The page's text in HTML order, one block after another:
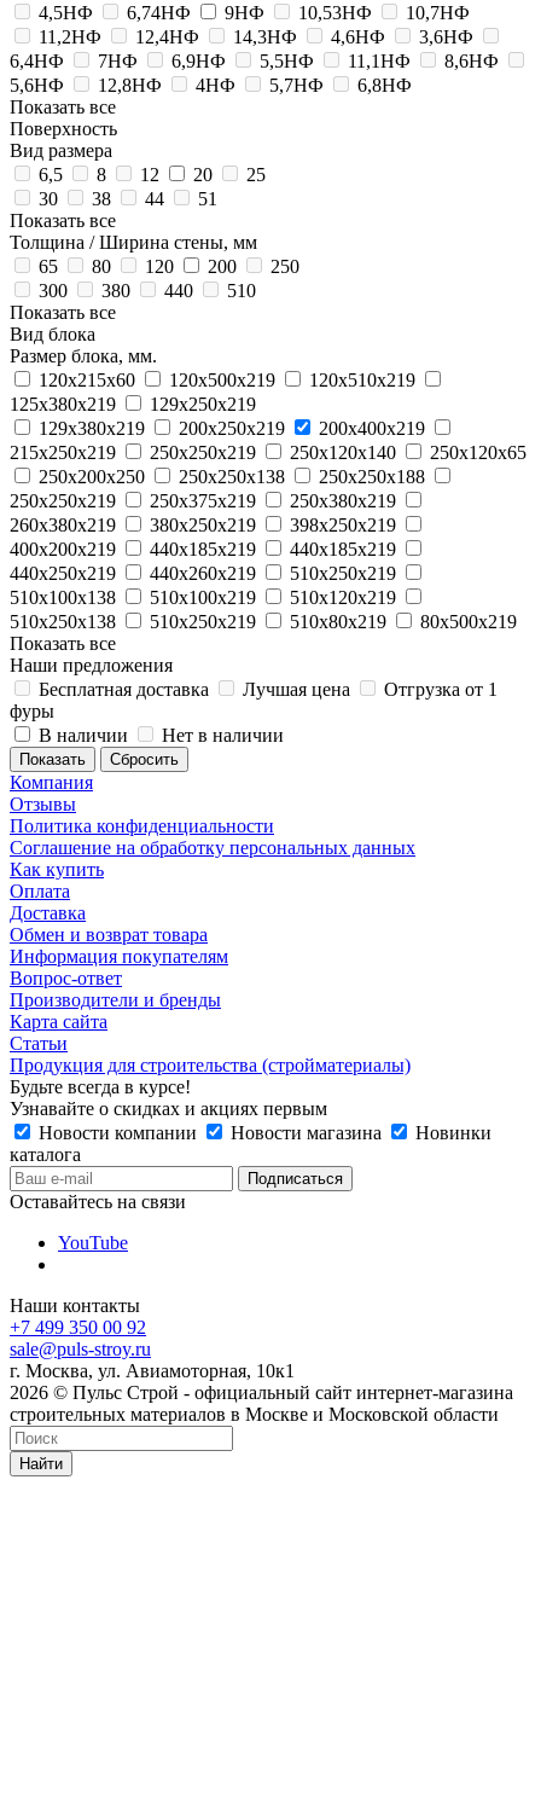
4,5НФ
6,74НФ 9НФ 10,53НФ
10,7НФ
11,2НФ
12,4НФ 14,3НФ 4,6НФ
3,6НФ
6,4НФ
7НФ 6,9НФ 5,5НФ 11,1НФ
8,6НФ
5,6НФ
12,8НФ 4НФ 5,7НФ
6,8НФ
Показать все
Поверхность
Вид размера
6,5
8 12 20
25
30
38 44
51
Показать все
Толщина / Ширина стены, мм
65
80 120 200
250
300
380 440
510
Показать все
Вид блока
Размер блока, мм.
120х215х60
120х500х219
120х510х219
125х380х219
129х250х219
129х380х219
200х250х219
200х400х219
215х250х219
250x250x219 250х120х140
250х120х65
250х200х250
250х250х138
250х250х188
250х250х219
250х375х219
250х380х219
260х380х219
380х250х219
398х250х219
400х200х219
440х185х219
440х185х219
440х250х219
440х260х219
510x250x219
510х100х138
510х100х219
510х120х219
510х250х138
510х250х219 510х80х219
80х500х219
Показать все
Наши предложения
Бесплатная доставка
Лучшая цена
Отгрузка от 1
фуры
В наличии
Нет в наличии
Сбросить
Компания
Отзывы
Политика конфиденциальности
Соглашение на обработку персональных данных
Как купить
Оплата
Доставка
Обмен и возврат товара
Информация покупателям
Вопрос-ответ
Производители и бренды
Карта сайта
Статьи
Продукция для строительства (стройматериалы)
Будьте всегда в курсе!
Узнавайте о скидках и акциях первым
Новости компании
Новости магазина
Новинки
каталога
Оставайтесь на связи
YouTube
Наши контакты
+7 499 350 00 92
sale@puls-stroy.ru
г. Москва, ул. Авиамоторная, 10к1
2026 © Пульс Строй - официальный сайт интернет-магазина
строительных материалов в Москве и Московской области
Найти